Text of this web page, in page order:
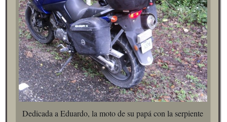
Dedicada a Eduardo, la moto de su papá con la serpiente